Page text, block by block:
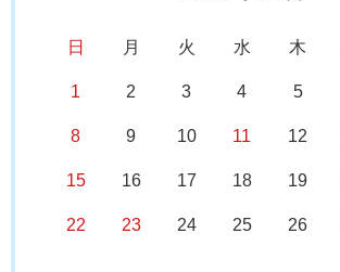
日 月 火 水 木
1 2 3 4 5
8 9 10 11 12
15 16 17 18 19
22 23 24 25 26